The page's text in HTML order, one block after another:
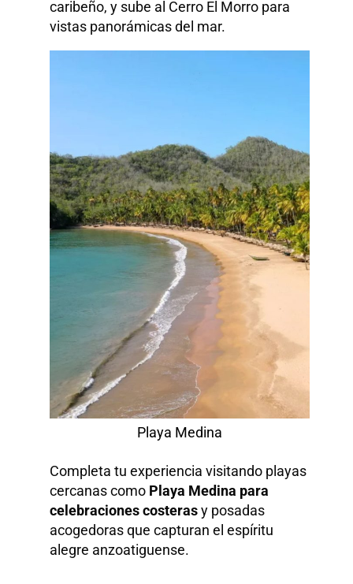
caribeño, y sube al Cerro El Morro para
vistas panorámicas del mar.
Playa Medina
Completa tu experiencia visitando playas
cercanas como Playa Medina para
celebraciones costerasy posadas
acogedoras que capturan el espíritu
alegre anzoatiguense.